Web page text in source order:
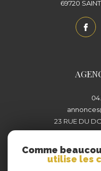
69720
23 RUE DU
Comme
utilise les